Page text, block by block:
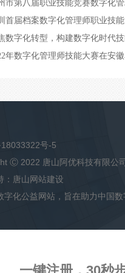
市第八届职业技能竞赛数字化
首届档案数字化管理师职业技
年数字化管理师技能大赛在安
号-5
Ⓒ 2022 唐山阿优科技有限公
唐山网站建设
字化公益网站，旨在助力中国